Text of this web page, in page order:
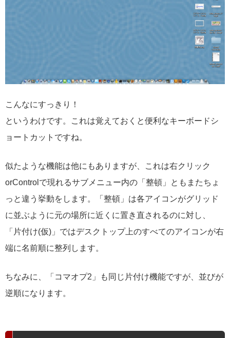
こんなにすっきり！
というわけです。これは覚えておくと便利なキーボードシ
ョートカットですね。
似たような機能は他にもありますが、これは右クリック
orControlで現れるサブメニュー内の「整頓」ともまたちょ
っと違う挙動をします。「整頓」は各アイコンがグリッド
に並ぶように元の場所に近くに置き直されるのに対し、
「片付け(仮)」ではデスクトップ上のすべてのアイコンが右
端に名前順に整列します。
ちなみに、「コマオプ2」も同じ片付け機能ですが、並びが
逆順になります。